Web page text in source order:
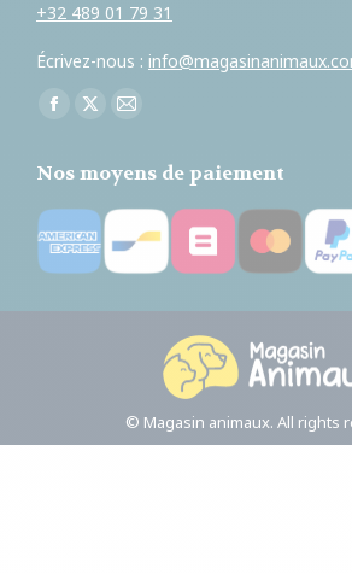
+32 489 01 79 31
Écrivez-nous :
Trouvez nous sur :
Facebook
opens
in
new
window
X
opens
in
new
window
E-
page
opens
in
new
Nos moyens de paiement
© Magasin animaux. All rights